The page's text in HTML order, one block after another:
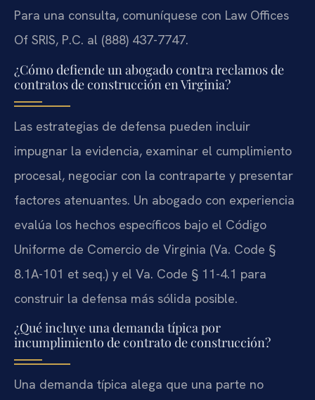
Para una consulta, comuníquese con Law Offices
Of SRIS, P.C. al (888) 437-7747.
¿Cómo defiende un abogado contra reclamos de
contratos de construcción en Virginia?
Las estrategias de defensa pueden incluir
impugnar la evidencia, examinar el cumplimiento
procesal, negociar con la contraparte y presentar
factores atenuantes. Un abogado con experiencia
evalúa los hechos específicos bajo el Código
Uniforme de Comercio de Virginia (Va. Code §
8.1A-101 et seq.) y el Va. Code § 11-4.1 para
construir la defensa más sólida posible.
¿Qué incluye una demanda típica por
incumplimiento de contrato de construcción?
Una demanda típica alega que una parte no